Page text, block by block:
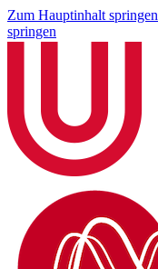
Zum Hauptinhalt springen
springen